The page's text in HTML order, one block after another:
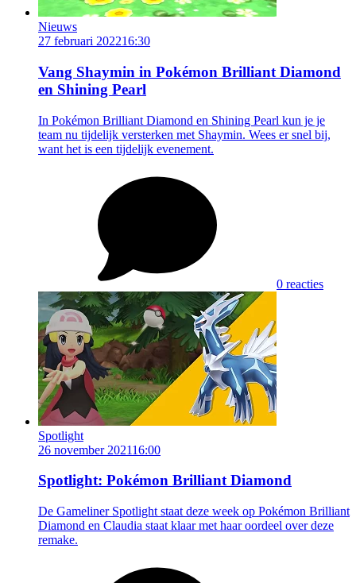
Nieuws
27 februari 202216:30
Vang Shaymin in Pokémon Brilliant Diamond
en Shining Pearl
In Pokémon Brilliant Diamond en Shining Pearl kun je je
team nu tijdelijk versterken met Shaymin. Wees er snel bij,
want het is een tijdelijk evenement.
0 reacties
Spotlight
26 november 202116:00
Spotlight: Pokémon Brilliant Diamond
De Gameliner Spotlight staat deze week op Pokémon Brilliant
Diamond en Claudia staat klaar met haar oordeel over deze
remake.